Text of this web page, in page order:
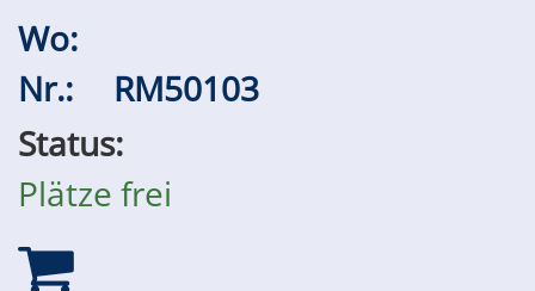
Wo:
Nr.:
RM50103
Status:
Plätze frei